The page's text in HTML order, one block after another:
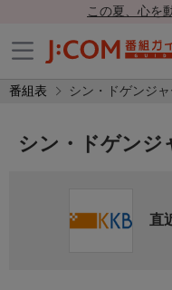
この夏、心を
番組表 シン・ドゲンジ
シン・ドゲンジ
直